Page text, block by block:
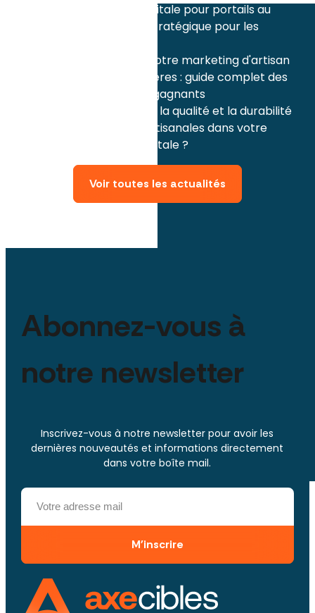
Communication digitale pour portails au
printemps : guide stratégique pour les
Comment réussir votre marketing d'artisan
pour la Fête des mères : guide complet des
contenus et posts gagnants
Comment valoriser la qualité et la durabilité
de vos créations artisanales dans votre
communication digitale ?
Voir toutes les actualités
Abonnez-vous à
notre newsletter
Inscrivez-vous à notre newsletter pour avoir les
dernières nouveautés et informations directement
dans votre boîte mail.
M'inscrire